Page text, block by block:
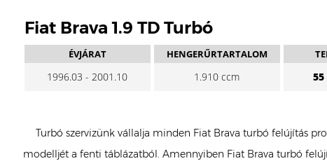
Fiat Brava 1.9 TD Turbó
ÉVJÁRAT
1996.03 - 2001.10
HENGERŰRTARTALOM
1.910 ccm
Turbó szervizünk vállalja minden Fiat Brava turbó felújítás
modelljét a fenti táblázatból. Amennyiben Fiat Brava turbó